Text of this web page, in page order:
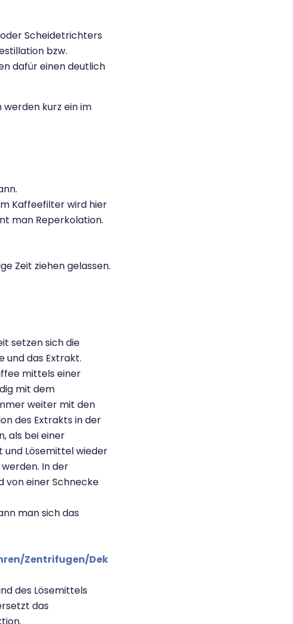
Scheidetrichters
bzw.
dafür einen deutlich
kurz ein im
Kaffeefilter wird hier
man Reperkolation.
Zeit ziehen gelassen.
setzen sich die
und das Extrakt.
mittels einer
mit dem
weiter mit den
des Extrakts in der
als bei einer
und Lösemittel wieder
In der
von einer Schnecke
man sich das
Zentrifugen/Dek
des Lösemittels
das